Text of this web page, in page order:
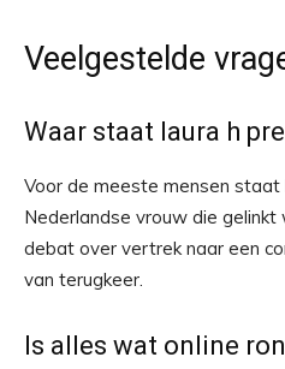
Veelgestelde
Waar staat laura h
Voor de meeste mensen staat
Nederlandse vrouw die
debat over vertrek naar een
van terugkeer.
Is alles wat online